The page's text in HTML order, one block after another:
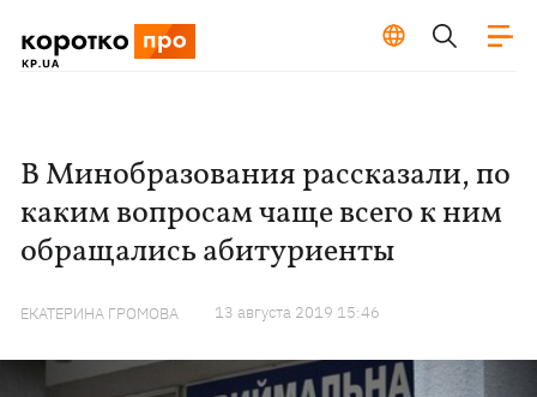
В Минобразования рассказали, по
каким вопросам чаще всего к ним
обращались абитуриенты
ЕКАТЕРИНА ГРОМОВА 13 августа 2019 15:46